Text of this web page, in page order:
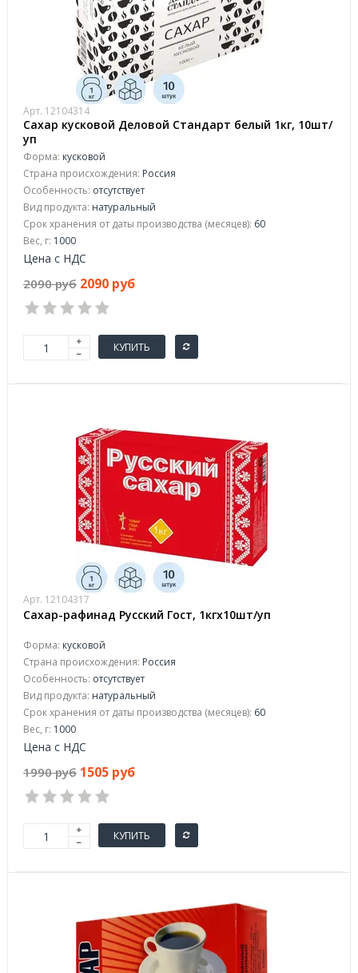
Арт. 12104314
Сахар кусковой Деловой Стандарт белый 1кг, 10шт/
уп
Форма: кусковой
Страна происхождения: Россия
Особенность: отсутствует
Вид продукта: натуральный
Срок хранения от даты производства (месяцев): 60
Вес, г: 1000
Цена с НДС
2090 руб 2090 руб
КУПИТЬ
Арт. 12104317
Сахар-рафинад Русский Гост, 1кгх10шт/уп
Форма: кусковой
Страна происхождения: Россия
Особенность: отсутствует
Вид продукта: натуральный
Срок хранения от даты производства (месяцев): 60
Вес, г: 1000
Цена с НДС
1990 руб 1505 руб
КУПИТЬ